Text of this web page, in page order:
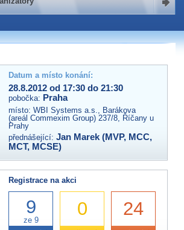
této akce,
Datum a místo konání:
28.8.2012 od 17:30 do 21:30
pobočka: Praha
místo: WBI Systems a.s., Barákova
(areál Commexim Group) 237/8, Říčany u
Prahy
přednášející: Jan Marek (MVP, MCC,
MCT, MCSE)
Registrace na akci
9
ze 9
0 24